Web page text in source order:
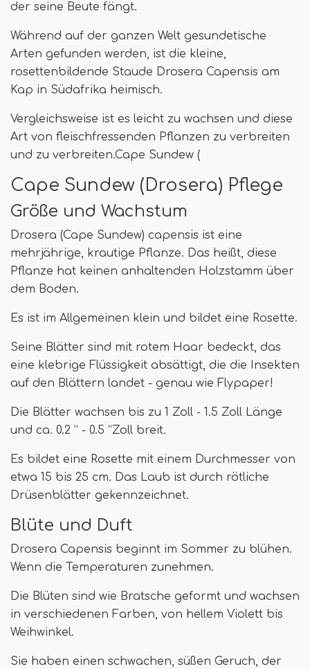
der seine Beute fängt.
Während auf der ganzen Welt gesundetische
Arten gefunden werden, ist die kleine,
rosettenbildende Staude Drosera Capensis am
Kap in Südafrika heimisch.
Vergleichsweise ist es leicht zu wachsen und diese
Art von fleischfressenden Pflanzen zu verbreiten
und zu verbreiten.Cape Sundew (
Cape Sundew (Drosera) Pflege
Größe und Wachstum
Drosera (Cape Sundew) capensis ist eine
mehrjährige, krautige Pflanze. Das heißt, diese
Pflanze hat keinen anhaltenden Holzstamm über
dem Boden.
Es ist im Allgemeinen klein und bildet eine Rosette.
Seine Blätter sind mit rotem Haar bedeckt, das
eine klebrige Flüssigkeit absättigt, die die Insekten
auf den Blättern landet - genau wie Flypaper!
Die Blätter wachsen bis zu 1 Zoll - 1.5 Zoll Länge
und ca. 0.2 ” - 0.5 ”Zoll breit.
Es bildet eine Rosette mit einem Durchmesser von
etwa 15 bis 25 cm. Das Laub ist durch rötliche
Drüsenblätter gekennzeichnet.
Blüte und Duft
Drosera Capensis beginnt im Sommer zu blühen.
Wenn die Temperaturen zunehmen.
Die Blüten sind wie Bratsche geformt und wachsen
in verschiedenen Farben, von hellem Violett bis
Weihwinkel.
Sie haben einen schwachen, süßen Geruch, der